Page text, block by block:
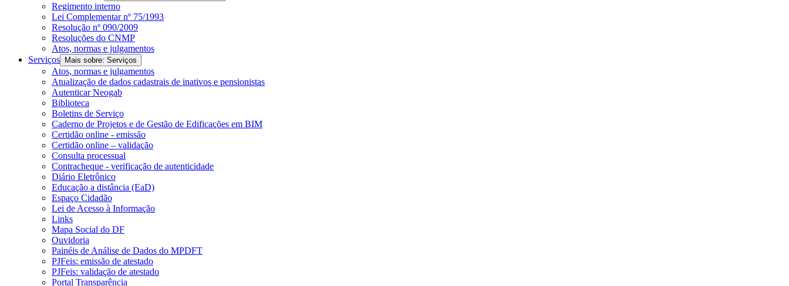
Regimento interno
Lei Complementar nº 75/1993
Resolução nº 090/2009
Resoluções do CNMP
Atos, normas e julgamentos
Serviços
Mais sobre: Serviços
Atos, normas e julgamentos
Atualização de dados cadastrais de inativos e pensionistas
Autenticar Neogab
Biblioteca
Boletins de Serviço
Caderno de Projetos e de Gestão de Edificações em BIM
Certidão online - emissão
Certidão online – validação
Consulta processual
Contracheque - verificação de autenticidade
Diário Eletrônico
Educação a distância (EaD)
Espaço Cidadão
Lei de Acesso à Informação
Links
Mapa Social do DF
Ouvidoria
Painéis de Análise de Dados do MPDFT
PJFeis: emissão de atestado
PJFeis: validação de atestado
Portal Transparência